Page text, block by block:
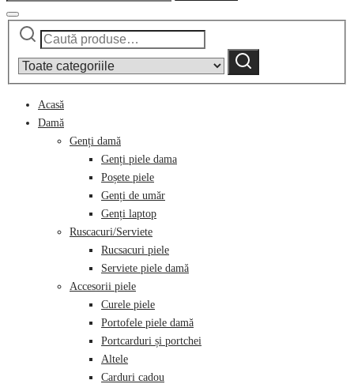
Caută
category:
Caută
Acasă
Damă
Genți damă
Genți piele dama
Poșete piele
Genți de umăr
Genți laptop
Ruscacuri/Serviete
Rucsacuri piele
Serviete piele damă
Accesorii piele
Curele piele
Portofele piele damă
Portcarduri și portchei
Altele
Carduri cadou